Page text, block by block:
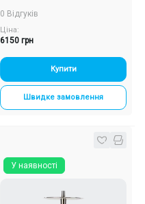
0 Відгуків
Ціна:
6150 грн
Купити
Швидке замовлення
У наявності